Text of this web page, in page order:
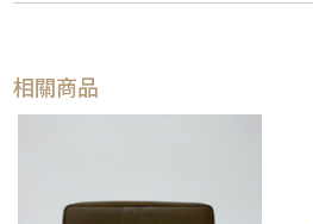
相關商品